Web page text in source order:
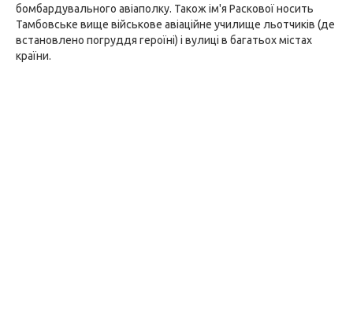
бомбардувального авіаполку. Також ім'я Раскової носить
Тамбовське вище військове авіаційне училище льотчиків (де
встановлено погруддя героїні) і вулиці в багатьох містах
країни.